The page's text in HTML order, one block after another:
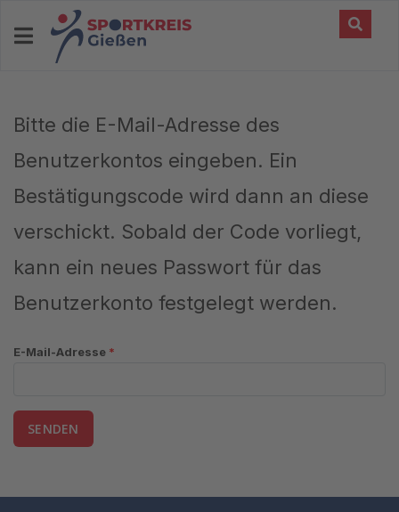
Bitte die E-Mail-Adresse des
Benutzerkontos eingeben. Ein
Bestätigungscode wird dann an diese
verschickt. Sobald der Code vorliegt,
kann ein neues Passwort für das
Benutzerkonto festgelegt werden.
E-Mail-Adresse *
SENDEN